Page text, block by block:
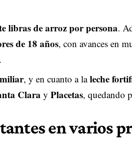
libras de arroz por persona.
de 18 años, con avances en
.
, y en cuanto a laleche
Clara y Placetas, quedando
en varios